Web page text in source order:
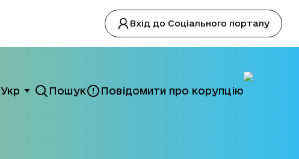
Вхід до Соціального порталу
Укр Пошук Повідомити про корупцію